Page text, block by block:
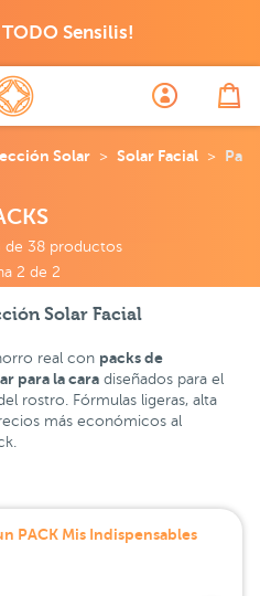
TODO Sensilis!
Solar Solar Facial
de 38 productos
2 de 2
Solar Facial
real con packs de
para la cara diseñados para el
rostro. Fórmulas ligeras, alta
más económicos al
PACK Mis Indispensables